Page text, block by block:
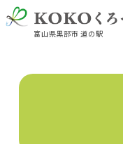
富山県黒部市 道の駅